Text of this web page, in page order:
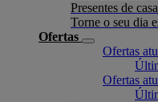
Presentes de
Torne o seu dia
Ofertas
Ofertas
Ofertas